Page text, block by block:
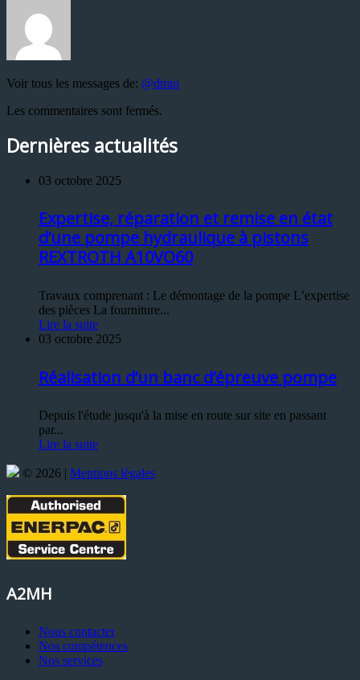
Voir tous les messages de: @dmin
Les commentaires sont fermés.
Dernières actualités
03 octobre 2025
Expertise, réparation et remise en état
d’une pompe hydraulique à pistons
REXTROTH A10VO60
Travaux comprenant : Le démontage de la pompe L’expertise
des pièces La fourniture...
Lire la suite
03 octobre 2025
Réalisation d’un banc d’épreuve pompe
Depuis l'étude jusqu'à la mise en route sur site en passant
par...
Lire la suite
© 2026 | Mentions légales
A2MH
Nous contacter
Nos compétences
Nos services